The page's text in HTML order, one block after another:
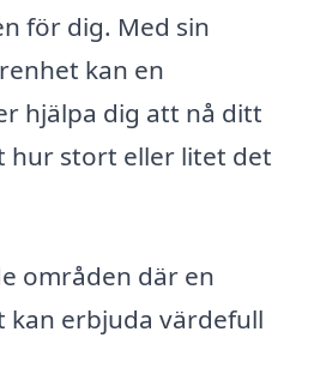
för dig. Med sin
kan en
hjälpa dig att nå ditt
hur stort eller litet det
områden där en
erbjuda värdefull